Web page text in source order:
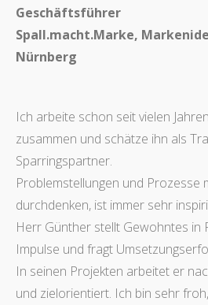
Geschäftsführer
Spall.macht.Marke,
Nürnberg
Ich arbeite schon seit vielen
zusammen und schätze ihn als
Sparringspartner.
Problemstellungen und Prozesse
durchdenken, ist immer sehr
Herr Günther stellt Gewohntes in
Impulse und fragt
In seinen Projekten arbeitet er
und zielorientiert. Ich bin sehr